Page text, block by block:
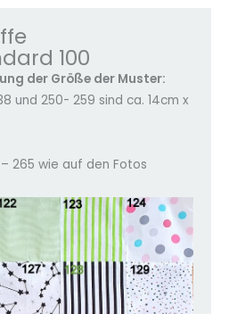
100
der Größe der Muster:
und 250- 259 sind ca. 14cm x
265 wie auf den Fotos